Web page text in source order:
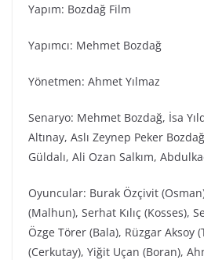
Yapım: Bozdağ Film
Yapımcı: Mehmet Bozdağ
Yönetmen: Ahmet Yılmaz
Senaryo: Mehmet Bozdağ, İsa
Altınay, Aslı Zeynep Peker
Güldalı, Ali Ozan Salkım,
Oyuncular: Burak Özçivit
(Malhun), Serhat Kılıç (Kosses),
Özge Törer (Bala), Rüzgar Aksoy
(Cerkutay), Yiğit Uçan (Boran),